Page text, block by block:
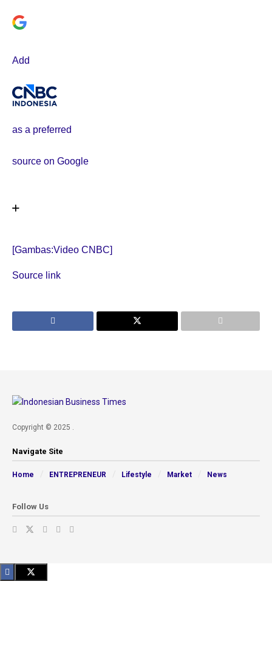
Add
as a preferred
source on Google
[Gambas:Video CNBC]
Source link
Copyright © 2025 .
Navigate Site
Home ENTREPRENEUR Lifestyle Market News
Follow Us